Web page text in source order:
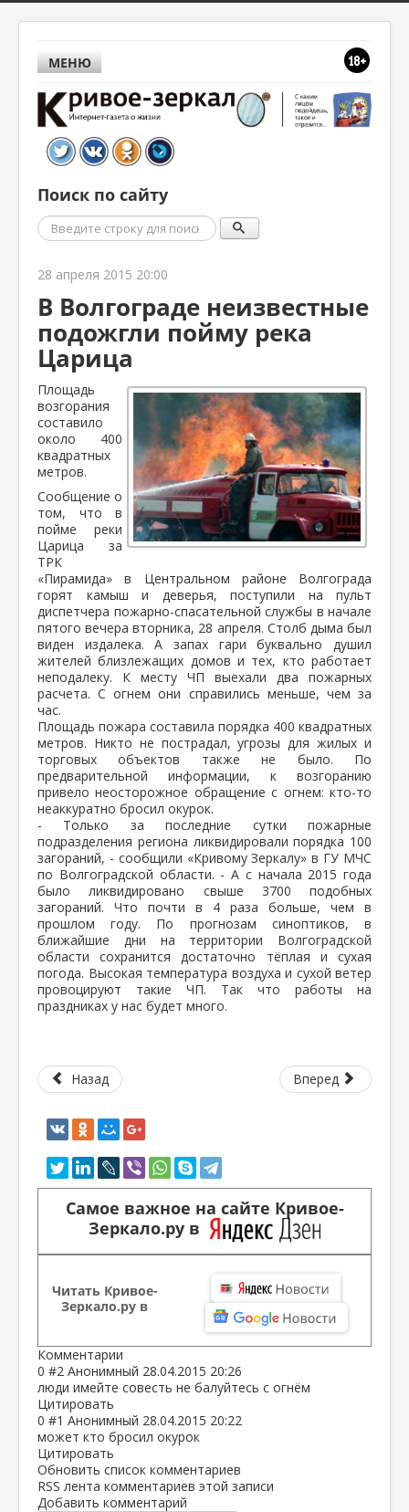
МЕНЮ
Поиск по сайту
Поиск
28 апреля 2015 20:00
В Волгограде неизвестные
подожгли пойму река
Царица
Площадь
возгорания
составило
около 400
квадратных
метров.
Сообщение о
том, что в
пойме реки
Царица за
ТРК
«Пирамида» в Центральном районе Волгограда
горят камыш и деверья, поступили на пульт
диспетчера пожарно-спасательной службы в начале
пятого вечера вторника, 28 апреля. Столб дыма был
виден издалека. А запах гари буквально душил
жителей близлежащих домов и тех, кто работает
неподалеку. К месту ЧП выехали два пожарных
расчета. С огнем они справились меньше, чем за
час.
Площадь пожара составила порядка 400 квадратных
метров. Никто не пострадал, угрозы для жилых и
торговых объектов также не было. По
предварительной информации, к возгоранию
привело неосторожное обращение с огнем: кто-то
неаккуратно бросил окурок.
- Только за последние сутки пожарные
подразделения региона ликвидировали порядка 100
загораний, - сообщили «Кривому Зеркалу» в ГУ МЧС
по Волгоградской области. - А с начала 2015 года
было ликвидировано свыше 3700 подобных
загораний. Что почти в 4 раза больше, чем в
прошлом году. По прогнозам синоптиков, в
ближайшие дни на территории Волгоградской
области сохранится достаточно тёплая и сухая
погода. Высокая температура воздуха и сухой ветер
провоцируют такие ЧП. Так что работы на
праздниках у нас будет много.
Назад Вперед
Самое важное на сайте Кривое-
Зеркало.ру в
Читать Кривое-
Зеркало.ру в
Комментарии
0 #2 Анонимный 28.04.2015 20:26
люди имейте совесть не балуйтесь с огнём
Цитировать
0 #1 Анонимный 28.04.2015 20:22
может кто бросил окурок
Цитировать
Обновить список комментариев
RSS лента комментариев этой записи
Добавить комментарий